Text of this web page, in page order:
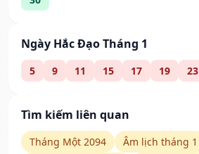
Ngày Hắc Đạo Tháng 1
5 9 11 15 17 19 23
Tìm kiếm liên quan
Tháng Một 2094
Âm lịch tháng 1